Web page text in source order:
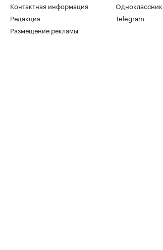
Контактная информация
Редакция
Размещение рекламы
Telegram